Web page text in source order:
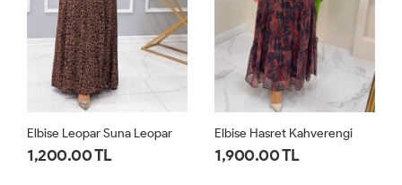
Elbise Leopar Suna Leopar
1,200.00 TL
Elbise Hasret Kahverengi
1,900.00 TL